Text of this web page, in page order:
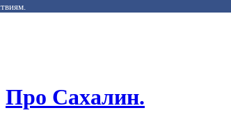
Про Сахалин.